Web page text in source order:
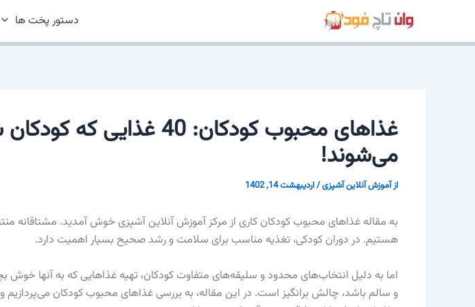
محتوا
دستور پخت ها
غذاهای محبوب کودکان: 40
می‌شوند!
ازآموزش آنلاین آشپزی/اردیبهشت 14, 1402
به مقاله غذاهای محبوب کودکان کاری از مرکز آموزش آنلاین آشپزی خوش آمدید. مشتاقانه
هستیم. در دوران کودکی، تغذیه مناسب برای سلامت و رشد صحیح بسیار اهمیت دارد.
اما به دلیل انتخاب‌های محدود و سلیقه‌های متفاوت کودکان، تهیه غذاهایی که به آنها
و سالم باشد، چالش برانگیز است. در این مقاله، به بررسی غذاهای محبوب کودکان می‌پردازیم و